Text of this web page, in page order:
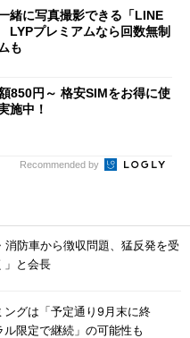
緒に写真撮影できる「LINE
LYPプレミアムなら回数無制
も
850円～ 格安SIMをお得に使
施中！
Recommended by
消防車から徴収問題、猛反発を受
」と会長
ングは「予定通り9月末に終
限定で継続」の可能性も